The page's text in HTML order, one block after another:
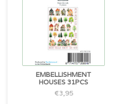
EMBELLISHMENT
HOUSES 31PCS
€3,95